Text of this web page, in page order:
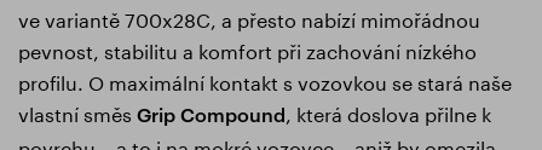
ve variantě 700x28C, a přesto nabízí mimořádnou
pevnost, stabilitu a komfort při zachování nízkého
profilu. O maximální kontakt s vozovkou se stará naše
vlastní směs Grip Compound , která doslova přilne k